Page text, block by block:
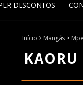
DESCONTOS
Início > Mangás >